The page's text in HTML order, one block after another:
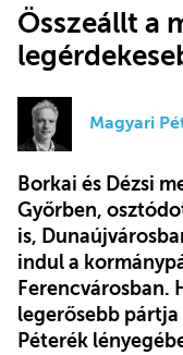
Összeállt a
Magyari
Borkai és Dézsi
Győrben,
is,
indul a
Ferencvárosban.
legerősebb
Péterék